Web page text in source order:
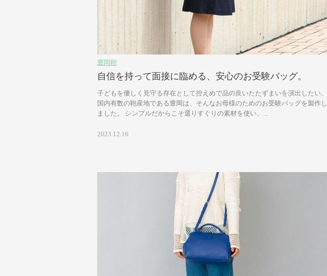
豊岡鞄
自信を持って面接に臨める、安心のお受験バッグ。
子どもを優しく見守る存在として控えめで品の良いたたずまいを演出したい。
国内有数の鞄産地である豊岡は、そんなお母様のためのお受験バッグを製作し
ました。 シンプルだからこそ選りすぐりの素材を使い、...
2023.12.16